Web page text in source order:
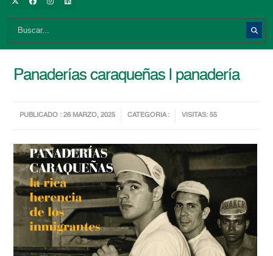
Panaderías caraqueñas | panadería
PUBLICADO : 26 MARZO, 2025 CATEGORIA : VISITAS: 55